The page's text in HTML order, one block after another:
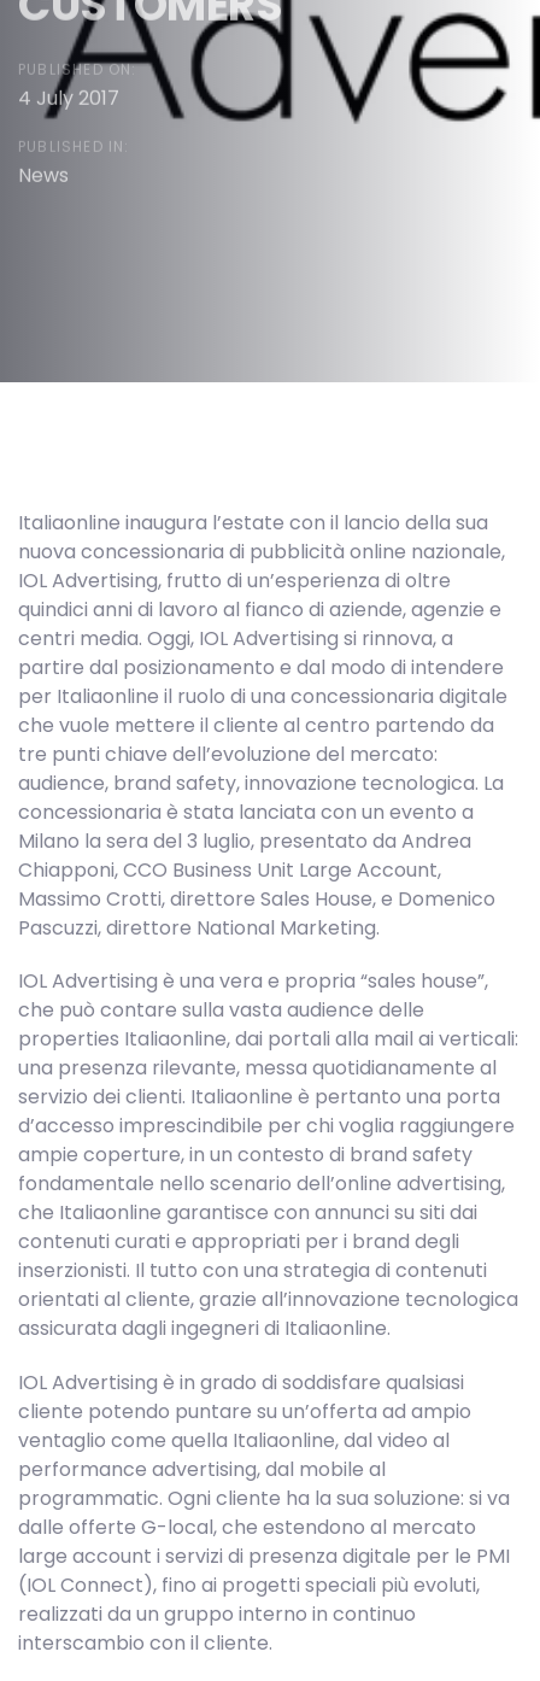
PUBLISHED ON:
4 July 2017
PUBLISHED IN:
News
Italiaonline inaugura l’estate con il lancio della sua
nuova concessionaria di pubblicità online nazionale,
IOL Advertising, frutto di un’esperienza di oltre
quindici anni di lavoro al fianco di aziende, agenzie e
centri media. Oggi, IOL Advertising si rinnova, a
partire dal posizionamento e dal modo di intendere
per Italiaonline il ruolo di una concessionaria digitale
che vuole mettere il cliente al centro partendo da
tre punti chiave dell’evoluzione del mercato:
audience, brand safety, innovazione tecnologica. La
concessionaria è stata lanciata con un evento a
Milano la sera del 3 luglio, presentato da Andrea
Chiapponi, CCO Business Unit Large Account,
Massimo Crotti, direttore Sales House, e Domenico
Pascuzzi, direttore National Marketing.
IOL Advertising è una vera e propria “sales house”,
che può contare sulla vasta audience delle
properties Italiaonline, dai portali alla mail ai verticali:
una presenza rilevante, messa quotidianamente al
servizio dei clienti. Italiaonline è pertanto una porta
d’accesso imprescindibile per chi voglia raggiungere
ampie coperture, in un contesto di brand safety
fondamentale nello scenario dell’online advertising,
che Italiaonline garantisce con annunci su siti dai
contenuti curati e appropriati per i brand degli
inserzionisti. Il tutto con una strategia di contenuti
orientati al cliente, grazie all’innovazione tecnologica
assicurata dagli ingegneri di Italiaonline.
IOL Advertising è in grado di soddisfare qualsiasi
cliente potendo puntare su un’offerta ad ampio
ventaglio come quella Italiaonline, dal video al
performance advertising, dal mobile al
programmatic. Ogni cliente ha la sua soluzione: si va
dalle offerte G-local, che estendono al mercato
large account i servizi di presenza digitale per le PMI
(IOL Connect), fino ai progetti speciali più evoluti,
realizzati da un gruppo interno in continuo
interscambio con il cliente.
navigation